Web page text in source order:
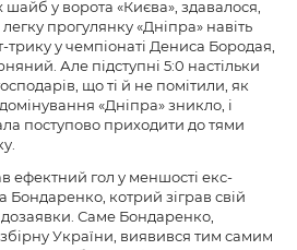
шайб у ворота «Києва», здавалося,
прогулянку «Дніпра» навіть
у чемпіонаті Дениса Бородая,
Але підступні 5:0 настільки
що ті й не помітили, як
«Дніпра» зникло, і
поступово приходити до тями
ефектний гол у меншості екс-
котрий зіграв свій
Саме Бондаренко,
України, виявився тим самим